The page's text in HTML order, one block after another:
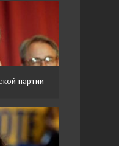
партии